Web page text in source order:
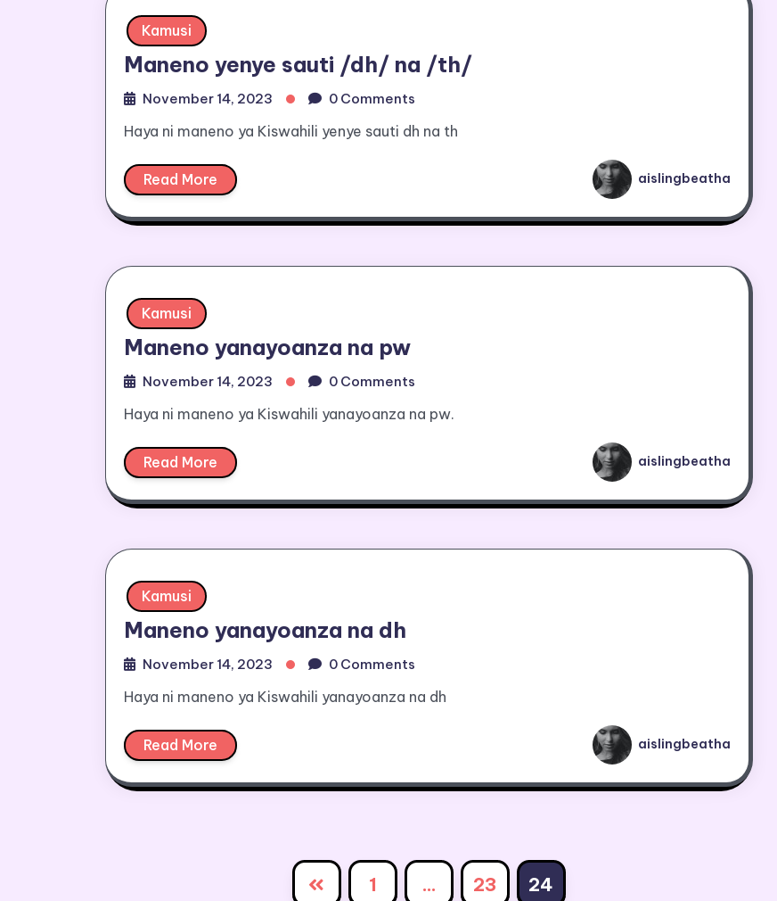
Kamusi
Maneno yenye sauti /dh/ na /th/
November 14, 2023 0 Comments
Haya ni maneno ya Kiswahili yenye sauti dh na th
Read More aislingbeatha
Kamusi
Maneno yanayoanza na pw
November 14, 2023 0 Comments
Haya ni maneno ya Kiswahili yanayoanza na pw.
Read More aislingbeatha
Kamusi
Maneno yanayoanza na dh
November 14, 2023 0 Comments
Haya ni maneno ya Kiswahili yanayoanza na dh
Read More aislingbeatha
Posts
1 … 23 24